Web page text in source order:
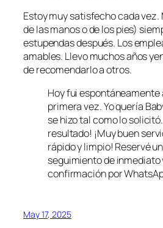
Estoy muy satisfecho cada vez.
de las manos o de los pies)
estupendas después. Los
amables. Llevo muchos años
de recomendarlo a otros.
Hoy fui espontáneamente
primera vez. Yo quería
se hizo tal como lo
resultado! ¡Muy buen
rápido y limpio! Reservé
seguimiento de inmediato
confirmación por
May 17, 2025